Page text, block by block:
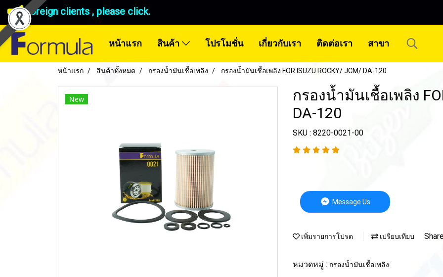
Foreign clients , please click.
หน้าแรก สินค้า โปรโมชั่น เกี่ยวกับเรา ติดต่อเรา สาขา
หน้าแรก สินค้าทั้งหมด กรองน้ำมันเชื้อเพลิง กรองน้ำมันเชื้อเพลิง FOR ISUZU ROCKY/ JCM/ DA-120
New
กรองน้ำมันเชื้อเพลิง
DA-120
SKU : 8220-0021-00
Message Us
เพิ่มรายการโปรด เปรียบเทียบ
หมวดหมู่ : กรองน้ำมันเชื้อเพลิง